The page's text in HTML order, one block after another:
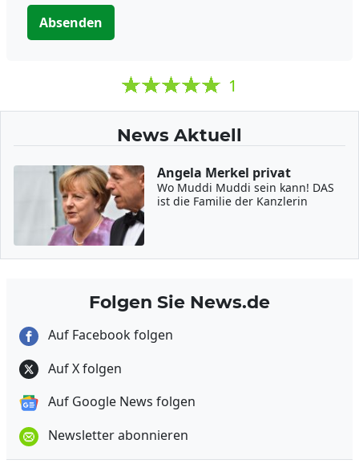
Absenden
1
News Aktuell
Angela Merkel privat
Wo Muddi Muddi sein kann! DAS
ist die Familie der Kanzlerin
Folgen Sie News.de
Auf Facebook folgen
Auf X folgen
Auf Google News folgen
Newsletter abonnieren